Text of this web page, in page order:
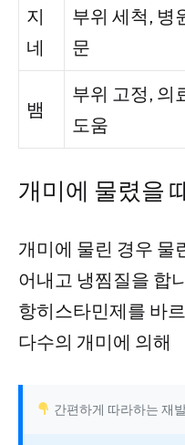
지
네
부위 세척, 병
문
뱀
부위 고정, 의
도움
개미에 물렸을
개미에 물린 경우 물
어내고 냉찜질을 합
항히스타민제를 바
다수의 개미에 의해
간편하게 따라하는 재